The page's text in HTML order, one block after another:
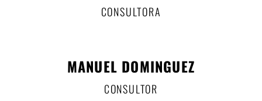
CONSULTORA
MANUEL DOMINGUEZ
CONSULTOR